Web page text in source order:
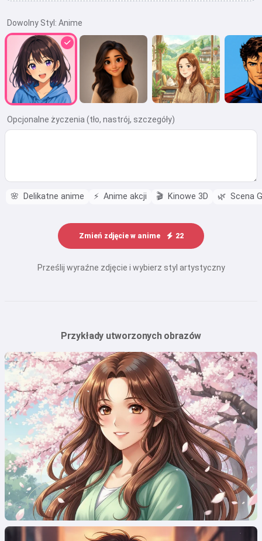
Dowolny Styl: Anime
Opcjonalne życzenia (tło, nastrój, szczegóły)
🌸 Delikatne anime ⚡ Anime akcji 🎬 Kinowe 3D 🌿 Scena
Zmień zdjęcie w anime 22
Prześlij wyraźne zdjęcie i wybierz styl artystyczny
Przykłady utworzonych obrazów